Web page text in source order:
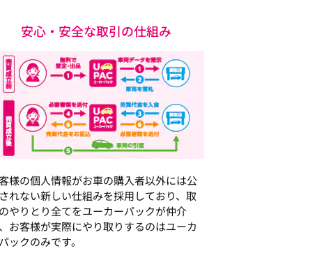
安心・安全な取引の仕組み
様の個人情報がお車の購入者以外には公
れない新しい仕組みを採用しており、取
やりとり全てをユーカーパックが仲介
お客様が実際にやり取りするのはユーカ
ックのみです。